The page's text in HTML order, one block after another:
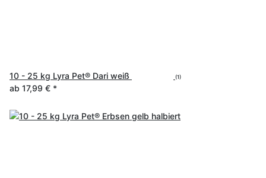
10 - 25 kg Lyra Pet® Dari weiß (1)
ab 17,99 € *